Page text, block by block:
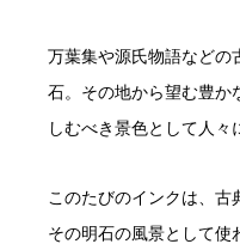
万葉集や源氏物語などの
石。その地から望む豊か
しむべき景色として人々
このたびのインクは、
その明石の風景として使